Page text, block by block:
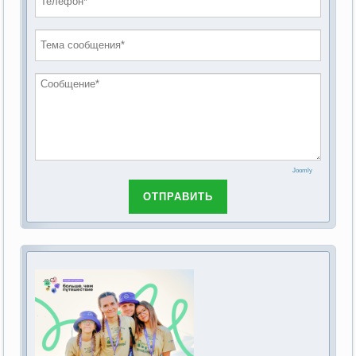
обсуждению Федерального закона Российской
основах социального обслуживания граждан в
2019 год
2018 год
Joomly
ОТПРАВИТЬ